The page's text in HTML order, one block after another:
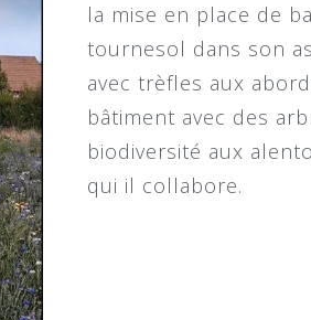
la mise en place de
tournesol dans son
avec trèfles aux
bâtiment avec des
biodiversité aux
qui il collabore.